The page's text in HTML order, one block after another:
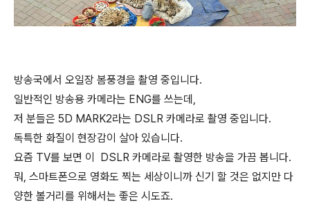
방송국에서 오일장 봄풍경을 촬영 중입니다.
일반적인 방송용 카메라는 ENG를 쓰는데,
저 분들은 5D MARK2라는 DSLR 카메라로 촬영 중입니다.
독특한 화질이 현장감이 살아 있습니다.
요즘 TV를 보면 이 DSLR 카메라로 촬영한 방송을 가끔 봅니다.
뭐, 스마트폰으로 영화도 찍는 세상이니까 신기 할 것은 없지만 다
양한 볼거리를 위해서는 좋은 시도죠.